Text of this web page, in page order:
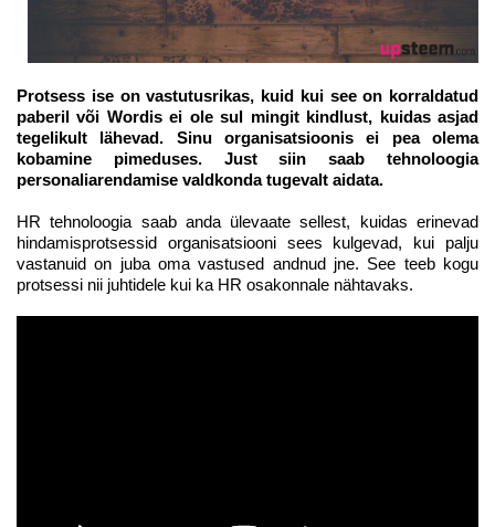
Protsess ise on vastutusrikas, kuid kui see on korraldatud
paberil või Wordis ei ole sul mingit kindlust, kuidas asjad
tegelikult lähevad. Sinu organisatsioonis ei pea olema
kobamine pimeduses. Just siin saab tehnoloogia
personaliarendamise valdkonda tugevalt aidata.
HR tehnoloogia saab anda ülevaate sellest, kuidas erinevad
hindamisprotsessid organisatsiooni sees kulgevad, kui palju
vastanuid on juba oma vastused andnud jne. See teeb kogu
protsessi nii juhtidele kui ka HR osakonnale nähtavaks.